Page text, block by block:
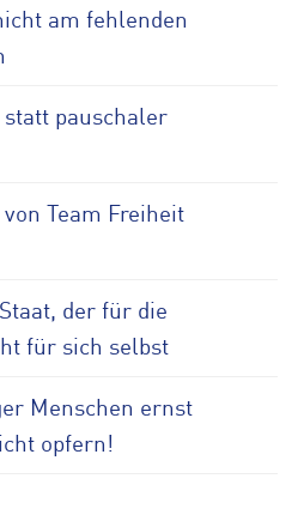
am fehlenden
pauschaler
Team Freiheit
der für die
für sich selbst
Menschen ernst
opfern!